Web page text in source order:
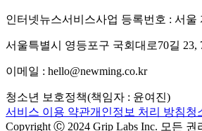
인터넷뉴스서비스사업 등록번호 : 서울
서울특별시 영등포구 국회대로70길
이메일 : hello@newming.co.kr
청소년 보호정책(책임자 : 윤여진)
서비스 이용 약관개인정보 처리 방침청
Copyright Ⓒ 2024 Grip Labs Inc. 모든 권